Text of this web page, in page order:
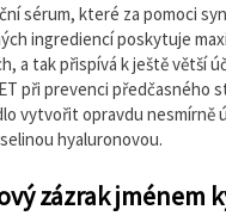
sérum, které za pomoci
ingrediencí poskytuje
a tak přispívá k ještě větší
při prevenci
vytvořit opravdu nesmírně
hyaluronovou.
zázrak jménem